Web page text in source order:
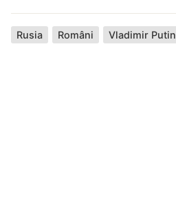
Rusia Români Vladimir Putin